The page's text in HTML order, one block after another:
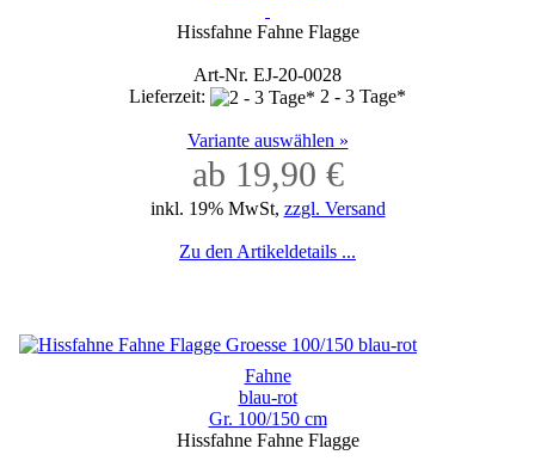
Hissfahne Fahne Flagge
Art-Nr. EJ-20-0028
Lieferzeit:
2 - 3 Tage*
Variante auswählen »
ab 19,90 €
inkl. 19% MwSt, zzgl. Versand
Zu den Artikeldetails ...
Fahne
blau-rot
Gr. 100/150 cm
Hissfahne Fahne Flagge